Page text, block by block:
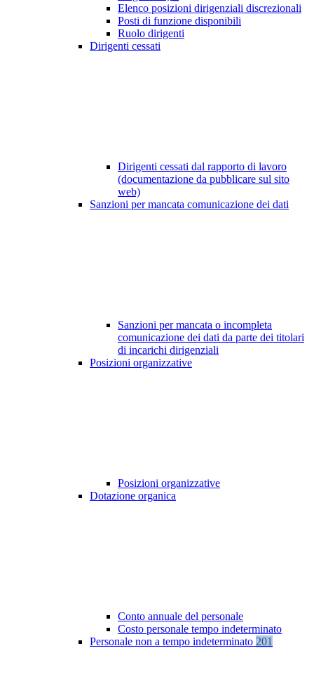
Elenco posizioni dirigenziali discrezionali
Posti di funzione disponibili
Ruolo dirigenti
Dirigenti cessati
Dirigenti cessati dal rapporto di lavoro
(documentazione da pubblicare sul sito
web)
Sanzioni per mancata comunicazione dei dati
Sanzioni per mancata o incompleta
comunicazione dei dati da parte dei titolari
di incarichi dirigenziali
Posizioni organizzative
Posizioni organizzative
Dotazione organica
Conto annuale del personale
Costo personale tempo indeterminato
Personale non a tempo indeterminato 201